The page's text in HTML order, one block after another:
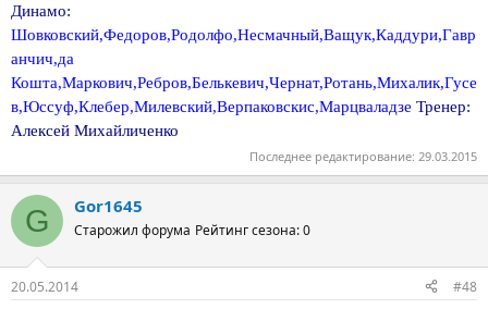
Динамо:
Шовковский,Федоров,Родолфо,Несмачный,Ващук,Каддури,Гавр
анчич,да
Кошта,Маркович,Ребров,Белькевич,Чернат,Ротань,Михалик,Гусе
в,Юссуф,Клебер,Милевский,Верпаковскис,Марцваладзе Тренер:
Алексей Михайличенко
Последнее редактирование: 29.03.2015
G Gor1645
Старожил форума Рейтинг сезона: 0
20.05.2014 #48